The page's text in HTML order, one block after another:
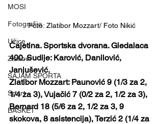
MOSI
Fotografija
Užice
Zlatibor
SAJAM SPORTA
Sport
BASKET
Foto: Zlatibor Mozzart/ Foto Nikić
Čajetina. Sportska dvorana. Gledalaca
400. Sudije: Karović, Danilović,
Janjušević.
Zlatibor Mozzart: Paunović 9 (1/3 za 2,
1/4 za 3), Vujačić 7 (0/2 za 2, 1/2 za 3),
Bernard 18 (5/6 za 2, 1/2 za 3, 9
skokova, 8 asistencija), Terzić 2 (1/4 za